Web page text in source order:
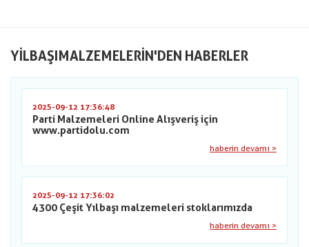
YILBAŞIMALZEMELERIN'DEN HABERLER
2025-09-12 17:36:48
Parti Malzemeleri Online Alışveriş için
www.partidolu.com
haberin devamı >
2025-09-12 17:36:02
4300 Çeşit Yılbaşı malzemeleri stoklarımızda
haberin devamı >